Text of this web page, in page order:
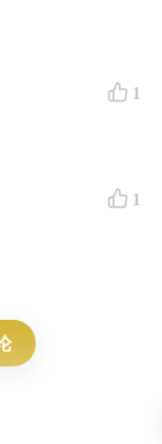
1
1